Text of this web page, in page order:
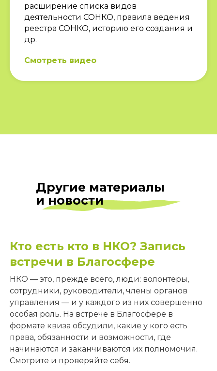
расширение списка видов
деятельности СОНКО, правила ведения
реестра СОНКО, историю его создания и
др.
Смотреть видео
Другие материалы
и новости
Кто есть кто в НКО? Запись
встречи в Благосфере
НКО — это, прежде всего, люди: волонтеры,
сотрудники, руководители, члены органов
управления — и у каждого из них совершенно
особая роль. На встрече в Благосфере в
формате квиза обсудили, какие у кого есть
права, обязанности и возможности, где
начинаются и заканчиваются их полномочия.
Смотрите и проверяйте себя.
Записаться на
консультацию
к юристу или
ЗАПИСАТЬСЯ
ПОДПИСЫВАЙТЕСЬ
НА НАШИ СОЦСЕТИ
ВКОНТАКТЕ
TELEGRAM